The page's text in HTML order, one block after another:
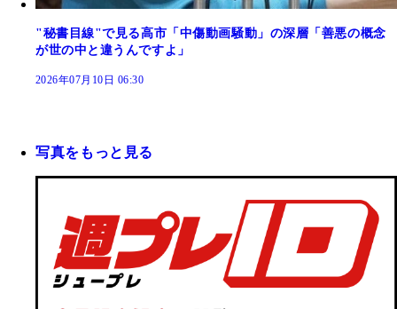
"秘書目線"で見る高市「中傷動画騒動」の深層「善悪の概念
が世の中と違うんですよ」
2026年07月10日 06:30
写真をもっと見る